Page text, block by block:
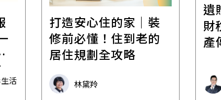
活
打造安心住的家｜裝
修前必懂！住到老的
居住規劃全攻略
林黛羚
遺
財
產